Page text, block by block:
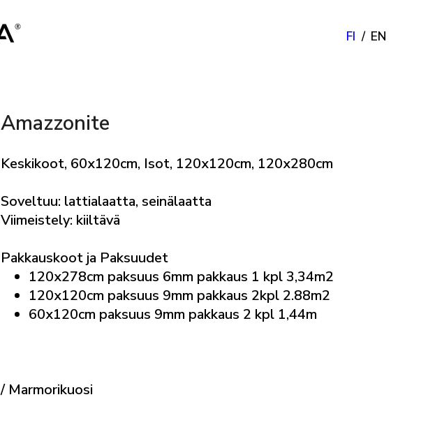
FI EN
Amazzonite
Keskikoot, 60x120cm, Isot, 120x120cm, 120x280cm
Soveltuu: lattialaatta, seinälaatta
Viimeistely: kiiltävä
Pakkauskoot ja Paksuudet
120x278cm paksuus 6mm pakkaus 1 kpl 3,34m2
120x120cm paksuus 9mm pakkaus 2kpl 2.88m2
60x120cm paksuus 9mm pakkaus 2 kpl 1,44m
/ Marmorikuosi